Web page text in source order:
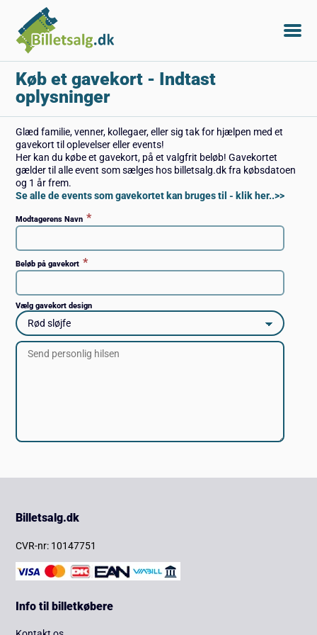
Køb et gavekort - Indtast
oplysninger
Glæd familie, venner, kollegaer, eller sig tak for hjælpen med et
gavekort til oplevelser eller events!
Her kan du købe et gavekort, på et valgfrit beløb! Gavekortet
gælder til alle event som sælges hos billetsalg.dk fra købsdatoen
og 1 år frem.
Se alle de events som gavekortet kan bruges til - klik her..>>
Modtagerens Navn *
Beløb på gavekort *
Vælg gavekort design
Billetsalg.dk
CVR-nr: 10147751
Info til billetkøbere